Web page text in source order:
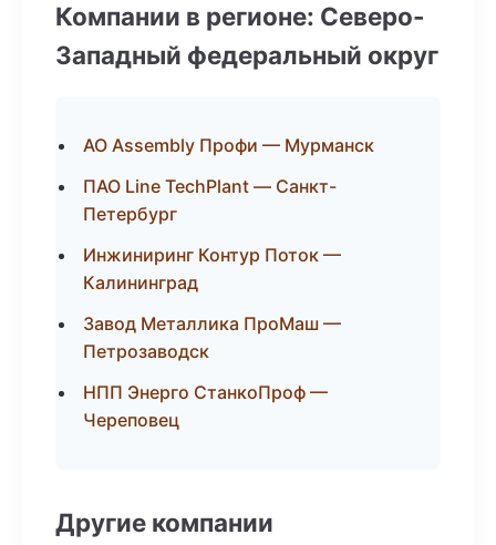
Компании в регионе: Северо-
Западный федеральный округ
АО Assembly Профи — Мурманск
ПАО Line TechPlant — Санкт-
Петербург
Инжиниринг Контур Поток —
Калининград
Завод Металлика ПроМаш —
Петрозаводск
НПП Энерго СтанкоПроф —
Череповец
Другие компании